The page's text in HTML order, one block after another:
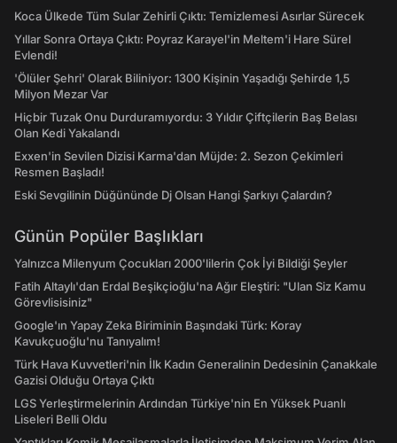
Koca Ülkede Tüm Sular Zehirli Çıktı: Temizlemesi Asırlar Sürecek
Yıllar Sonra Ortaya Çıktı: Poyraz Karayel'in Meltem'i Hare Sürel
Evlendi!
'Ölüler Şehri' Olarak Biliniyor: 1300 Kişinin Yaşadığı Şehirde 1,5
Milyon Mezar Var
Hiçbir Tuzak Onu Durduramıyordu: 3 Yıldır Çiftçilerin Baş Belası
Olan Kedi Yakalandı
Exxen'in Sevilen Dizisi Karma'dan Müjde: 2. Sezon Çekimleri
Resmen Başladı!
Eski Sevgilinin Düğününde Dj Olsan Hangi Şarkıyı Çalardın?
Günün Popüler Başlıkları
Yalnızca Milenyum Çocukları 2000'lilerin Çok İyi Bildiği Şeyler
Fatih Altaylı'dan Erdal Beşikçioğlu'na Ağır Eleştiri: "Ulan Siz Kamu
Görevlisisiniz"
Google'ın Yapay Zeka Biriminin Başındaki Türk: Koray
Kavukçuoğlu'nu Tanıyalım!
Türk Hava Kuvvetleri'nin İlk Kadın Generalinin Dedesinin Çanakkale
Gazisi Olduğu Ortaya Çıktı
LGS Yerleştirmelerinin Ardından Türkiye'nin En Yüksek Puanlı
Liseleri Belli Oldu